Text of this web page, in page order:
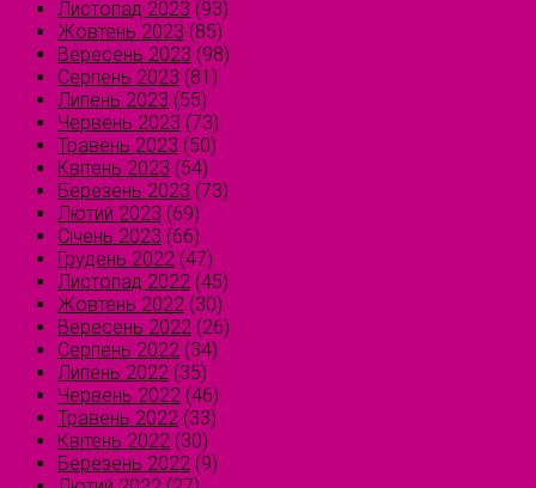
Листопад 2023 (93)
Жовтень 2023 (85)
Вересень 2023 (98)
Серпень 2023 (81)
Липень 2023 (55)
Червень 2023 (73)
Травень 2023 (50)
Квітень 2023 (54)
Березень 2023 (73)
Лютий 2023 (69)
Січень 2023 (66)
Грудень 2022 (47)
Листопад 2022 (45)
Жовтень 2022 (30)
Вересень 2022 (26)
Серпень 2022 (34)
Липень 2022 (35)
Червень 2022 (46)
Травень 2022 (33)
Квітень 2022 (30)
Березень 2022 (9)